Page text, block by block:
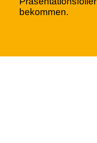
bekommen.